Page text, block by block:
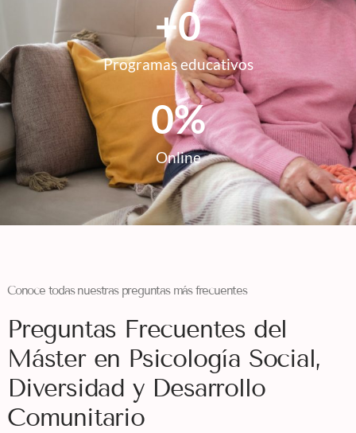
Programas educativos
+0
Online
0%
Conoce todas nuestras preguntas más frecuentes
Preguntas Frecuentes del
Máster en Psicología Social,
Diversidad y Desarrollo
Comunitario